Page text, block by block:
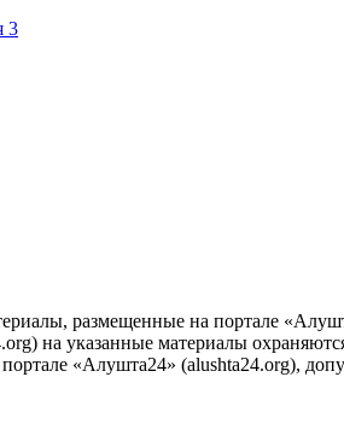
размещенные на портале
на указанные материалы
«Алушта24» (alushta24.org),